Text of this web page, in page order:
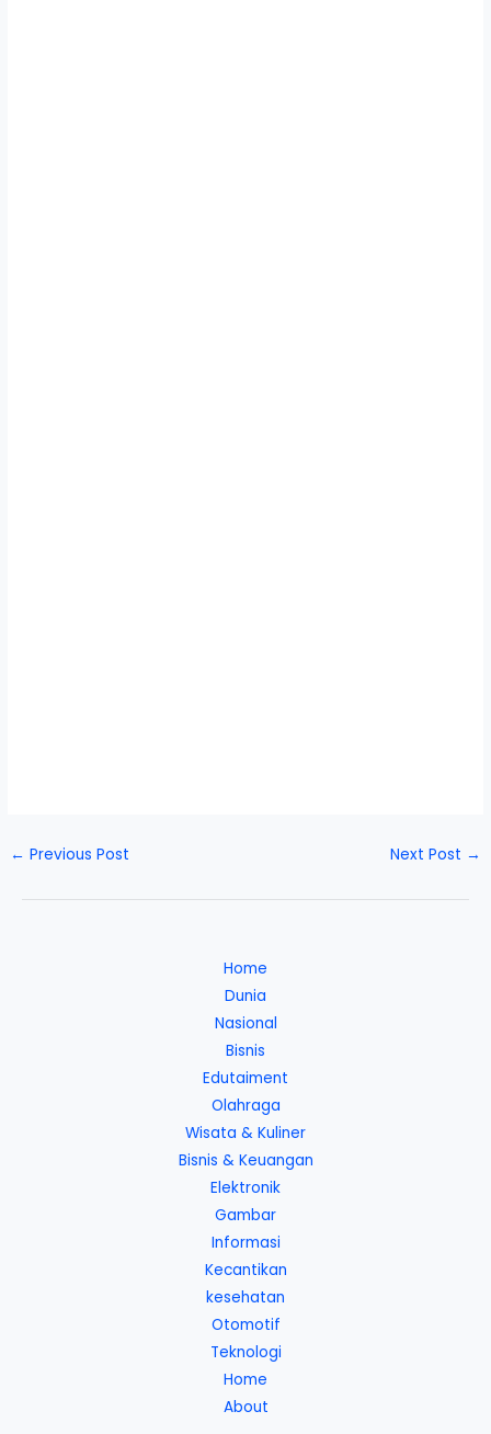
← Previous Post Next Post →
Home
Dunia
Nasional
Bisnis
Edutaiment
Olahraga
Wisata & Kuliner
Bisnis & Keuangan
Elektronik
Gambar
Informasi
Kecantikan
kesehatan
Otomotif
Teknologi
Home
About